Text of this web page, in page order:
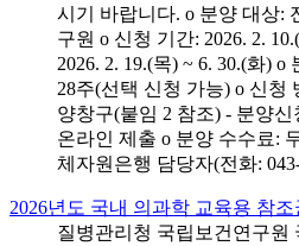
시기 바랍니다. o 분양 대상:
구원 o 신청 기간: 2026. 2.
2026. 2. 19.(목) ~ 6. 30.(화) o
28주(선택 신청 가능) o 신청
양창구(붙임 2 참조) - 분양
온라인 제출 o 분양 수수료:
체자원은행 담당자(전화:
2026년도 국내 의과학 교육용 참
질병관리청 국립보건연구원